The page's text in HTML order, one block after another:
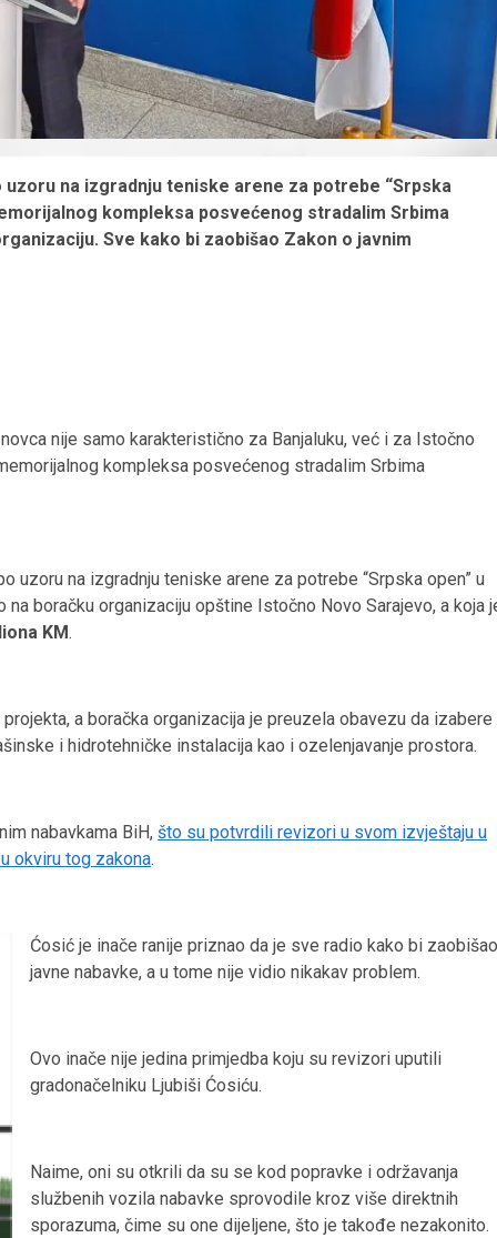
na izgradnju teniske arene za potrebe “Srpska
kompleksa posvećenog stradalim Srbima
Sve kako bi zaobišao Zakon o javnim
nije samo karakteristično za Banjaluku, već i za Istočno
kompleksa posvećenog stradalim Srbima
uzoru na izgradnju teniske arene za potrebe “Srpska open” u
boračku organizaciju opštine Istočno Novo Sarajevo, a koja
KM.
a boračka organizacija je preuzela obavezu da izabere
i hidrotehničke instalacija kao i ozelenjavanje prostora.
nabavkama BiH, što su potvrdili revizori u svom izvještaju u
okviru tog zakona.
Ćosić je inače ranije priznao da je sve radio kako bi zaobišao
javne nabavke, a u tome nije vidio nikakav problem.
Ovo inače nije jedina primjedba koju su revizori uputili
gradonačelniku Ljubiši Ćosiću.
Naime, oni su otkrili da su se kod popravke i održavanja
službenih vozila nabavke sprovodile kroz više direktnih
sporazuma, čime su one dijeljene, što je takođe nezakonito.